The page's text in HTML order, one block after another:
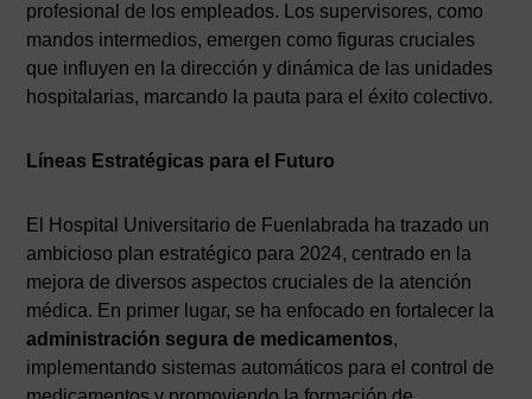
profesional de los empleados. Los supervisores, como
mandos intermedios, emergen como figuras cruciales
que influyen en la dirección y dinámica de las unidades
hospitalarias, marcando la pauta para el éxito colectivo.
Líneas Estratégicas para el Futuro
El Hospital Universitario de Fuenlabrada ha trazado un
ambicioso plan estratégico para 2024, centrado en la
mejora de diversos aspectos cruciales de la atención
médica. En primer lugar, se ha enfocado en fortalecer la
administración segura de medicamentos,
implementando sistemas automáticos para el control de